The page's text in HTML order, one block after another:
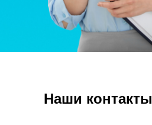
Наши контакты